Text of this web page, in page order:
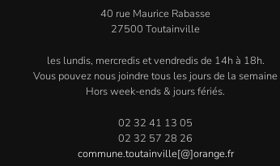
40 rue Maurice Rabasse
27500 Toutainville
les lundis, mercredis et vendredis de 14h à 18h.
Vous pouvez nous joindre tous les jours de la semaine
Hors week-ends & jours fériés.
02 32 41 13 05
02 32 57 28 26
commune.toutainville[@]orange.fr